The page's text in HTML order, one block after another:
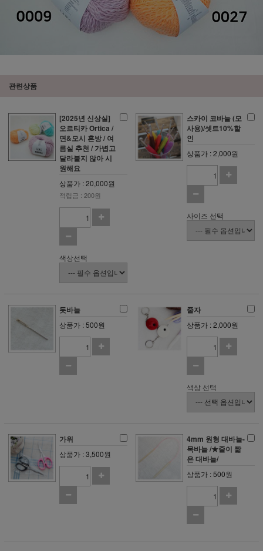
관련상품
[2025년 신상실]
오르티카 Ortica /
면&모시 혼방 / 여
름실 추천 / 가볍고
달라붙지 않아 시
원해요
상품가 : 20,000원
적립금 : 200원
색상선택
스카이 코바늘 (모
사용)/셋트10%할
인
상품가 : 2,000원
사이즈 선택
돗바늘
상품가 : 500원
줄자
상품가 : 2,000원
색상 선택
가위
상품가 : 3,500원
4mm 원형 대바늘-
목바늘 /★줄이 짧
은 대바늘/
상품가 : 500원